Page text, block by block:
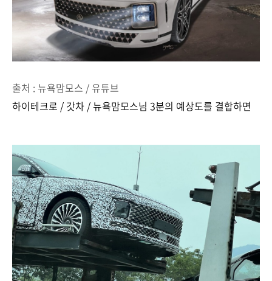
출처 : 뉴욕맘모스 / 유튜브
하이테크로 / 갓차 / 뉴욕맘모스님 3분의 예상도를 결합하면